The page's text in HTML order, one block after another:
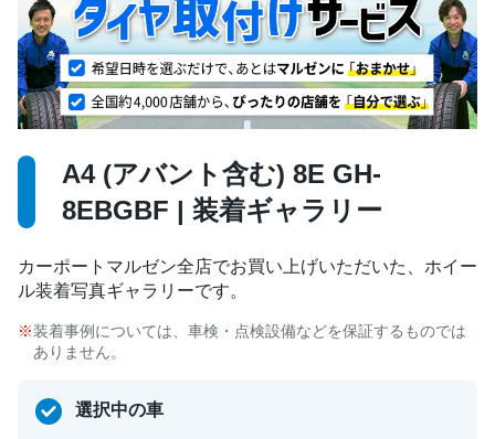
A4 (アバント含む) 8E GH-
8EBGBF | 装着ギャラリー
カーポートマルゼン全店でお買い上げいただいた、ホイー
ル装着写真ギャラリーです。
装着事例については、車検・点検設備などを保証するものでは
ありません。
選択中の車